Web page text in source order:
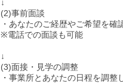
↓
(2)事前面談
・あなたのご経歴やご希望を確
※電話での面談も可能
↓
(3)面接・見学の調整
・事業所とあなたの日程を調整